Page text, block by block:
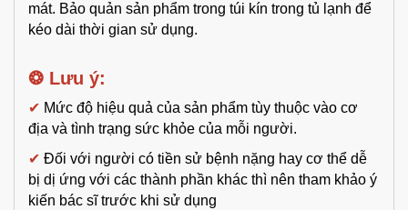
mát. Bảo quản sản phẩm trong túi kín trong tủ lạnh để
kéo dài thời gian sử dụng.
❂ Lưu ý:
✔ Mức độ hiệu quả của sản phẩm tùy thuộc vào cơ
địa và tình trạng sức khỏe của mỗi người.
✔ Đối với người có tiền sử bệnh nặng hay cơ thể dễ
bị dị ứng với các thành phần khác thì nên tham khảo ý
kiến bác sĩ trước khi sử dụng